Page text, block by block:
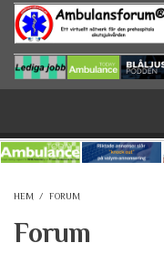
Hoppa till huvudinnehåll
HEM / FORUM
Forum